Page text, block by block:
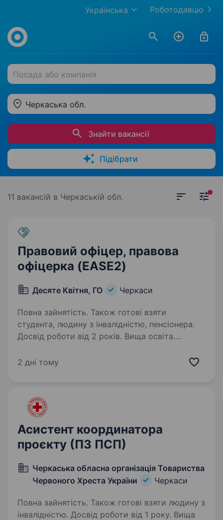
Роботодавцю
Українська
Посада або компанія
Черкаська обл.
Знайти вакансії
Підібрати
11 вакансій в Черкаській обл.
Правовий офіцер, правова
офіцерка (EASE2)
Десяте Квітня, ГО Черкаси
Повна зайнятість. Також готові взяти
студента, людину з інвалідністю, пенсіонера.
Досвід роботи від 2 років. Вища освіта.
Черкаси, Суми, Дніпро, Запоріжжя або Харків
to Evacuation 2.0» («Екстрена допомога та
підтримка…
2 дні тому
Асистент координатора
проєкту (ПЗ ПСП)
Черкаська обласна організація Товариства
Червоного Хреста України
Черкаси
Повна зайнятість. Також готові взяти людину з
інвалідністю. Досвід роботи від 1 року. Вища